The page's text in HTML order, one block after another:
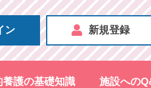
ン 新規登録
養護の基礎知識 施設への